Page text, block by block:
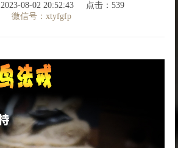
08-02 20:52:43
点击：539
微信号：xtyfgfp